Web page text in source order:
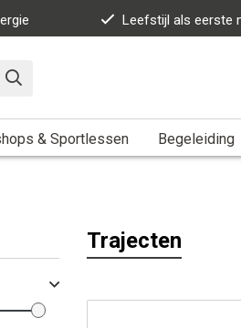
Leefstijl als eerste
& Sportlessen Begeleiding
Trajecten